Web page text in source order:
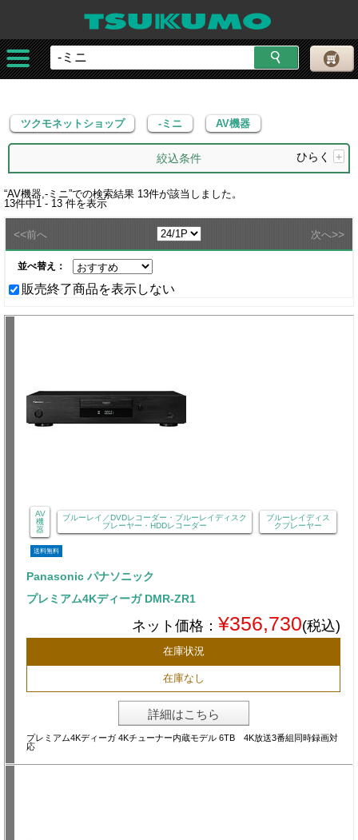
ツクモネットショップ
ツクモネットショップ -ミニ AV機器
絞込条件 ひらく +
“AV機器,-ミニ”での検索結果 13件が該当しました。
13件中1 - 13 件を表示
<<前へ 次へ>>
並べ替え：
販売終了商品を表示しない
AV
機
器
ブルーレイ／DVDレコーダー・ブルーレイディスク
プレーヤー・HDDレコーダー
ブルーレイディス
クプレーヤー
送料無料
Panasonic パナソニック
プレミアム4Kディーガ DMR-ZR1
ネット価格： ¥356,730(税込)
在庫状況
在庫なし
詳細はこちら
プレミアム4Kディーガ 4Kチューナー内蔵モデル 6TB 4K放送3番組同時録画対
応